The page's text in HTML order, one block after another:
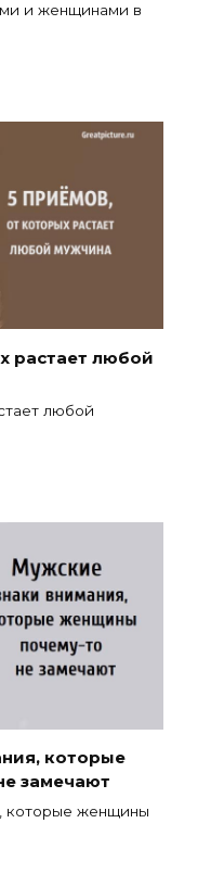
и женщинами в
растает любой
любой
которые
замечают
которые женщины